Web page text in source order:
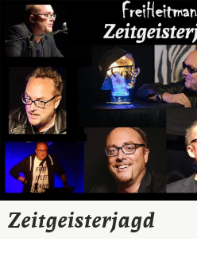
Zeitgeisterjagd
Suchen
Zum